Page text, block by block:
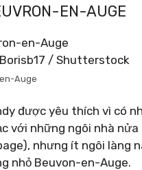
EN-AUGE
/ Shutterstock
Auge
được yêu thích vì có
với những ngôi nhà nửa
nhưng ít ngôi làng
nhỏ Beuvon-en-Auge.